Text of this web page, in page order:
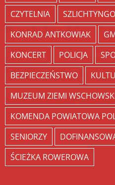
CZYTELNIA
KONRAD ANTKOWIAK
KONCERT
POLICJA
BEZPIECZEŃSTWO
MUZEUM ZIEMI
KOMENDA POWIATOWA
SENIORZY
ŚCIEŻKA ROWEROWA